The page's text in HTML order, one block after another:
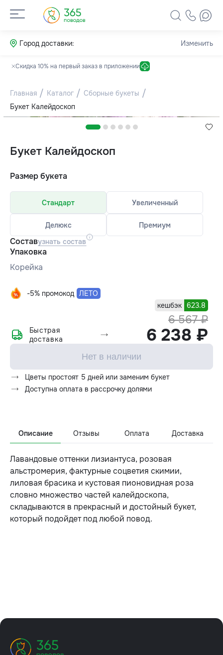
Город доставки: Изменить
Скидка 10% на первый заказ в приложении
Главная Каталог
Сборные букеты
Букет Калейдоскоп
Букет Калейдоскоп
Размер букета
Стандарт Увеличенный
Делюкс Премиум
Составузнать состав
Упаковка
Корейка
-5% промокод ЛЕТО
кешбэк 623.8
6 567 ₽
6 238 ₽
Быстрая
доставка
Нет в наличии
Цветы простоят 5 дней или заменим букет
Доступна оплата в рассрочку долями
Описание Отзывы Оплата Доставка
Лавандовые оттенки лизиантуса, розовая
альстромерия, фактурные соцветия скимии,
лиловая брасика и кустовая пионовидная роза
словно множество частей калейдоскопа,
складываются в прекрасный и достойный букет,
который подойдет под любой повод.